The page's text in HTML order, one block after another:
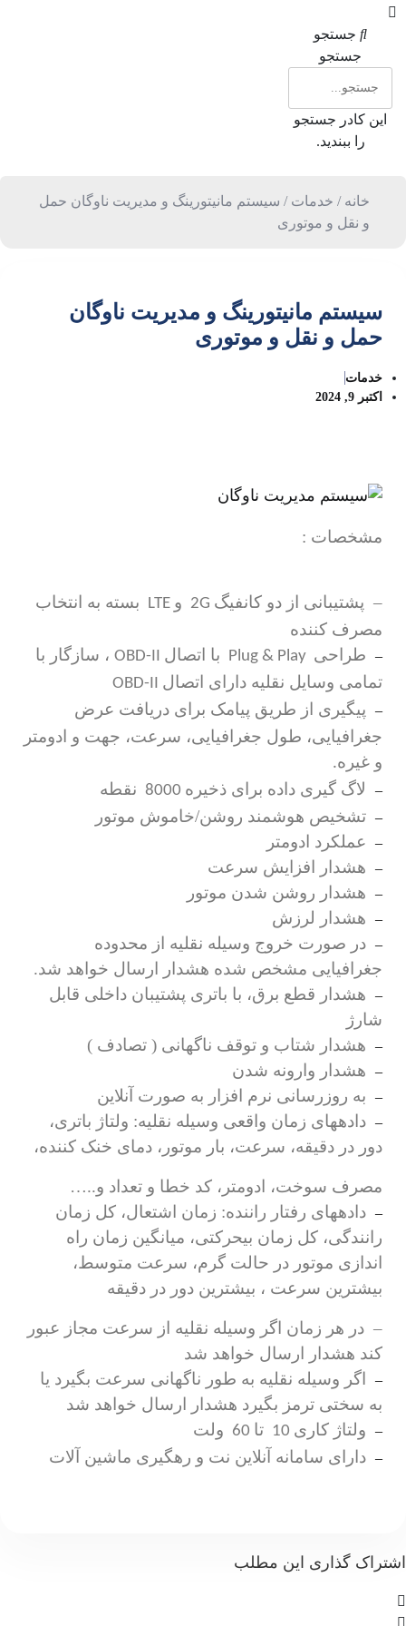
جستجو
جستجو
این کادر جستجو
را ببندید.
خانه / خدمات / سیستم مانیتورینگ و مدیریت ناوگان حمل
و نقل و موتوری
سیستم مانیتورینگ و مدیریت ناوگان
حمل و نقل و موتوری
خدمات
اکتبر 9, 2024
مشخصات :
– پشتیبانی از دو کانفیگ 2G و LTE بسته به انتخاب
مصرف کننده
– طراحی Plug & Play با اتصال OBD-II ، سازگار با
تمامی وسایل نقلیه دارای اتصال OBD-II
–
پیگیری از طریق پیامک برای دریافت عرض
جغرافیایی، طول جغرافیایی، سرعت، جهت و ادومتر
و غیره.
– لاگ گیری داده برای ذخیره 8000 نقطه
– تشخیص هوشمند روشن/خاموش موتور
– عملکرد ادومتر
– هشدار افزایش سرعت
– هشدار روشن شدن موتور
– هشدار لرزش
– در صورت خروج وسیله نقلیه از محدوده
جغرافیایی مشخص شده هشدار ارسال خواهد شد.
–
هشدار قطع برق، با باتری پشتیبان داخلی قابل
شارژ
– هشدار شتاب و توقف ناگهانی ( تصادف )
– هشدار وارونه شدن
– به روزرسانی نرم افزار به صورت آنلاین
– دادههای زمان واقعی وسیله نقلیه: ولتاژ باتری،
دور در دقیقه، سرعت، بار موتور، دمای خنک کننده،
مصرف سوخت، ادومتر، کد خطا و تعداد و…..
– دادههای رفتار راننده: زمان اشتعال، کل زمان
رانندگی، کل زمان بیحرکتی، میانگین زمان راه
اندازی موتور در حالت گرم، سرعت متوسط،
بیشترین سرعت ، بیشترین دور در دقیقه
– در هر زمان اگر وسیله نقلیه از سرعت مجاز عبور
کند هشدار ارسال خواهد شد
–
اگر وسیله نقلیه به طور ناگهانی سرعت بگیرد یا
به سختی ترمز بگیرد هشدار ارسال خواهد شد
– ولتاژ کاری 10 تا 60 ولت
– دارای سامانه آنلاین نت و رهگیری ماشین آلات
اشتراک گذاری این مطلب